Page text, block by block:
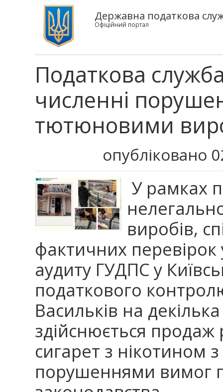
Державна податкова
Офіційний портал
Податкова
численні
тютюновими
опубліковано
У рамках
виробів,
фактичних
аудиту ГУДПС у
податкового
Васильків на
здійснюється
сигарет з нікотином
порушеннями вимог